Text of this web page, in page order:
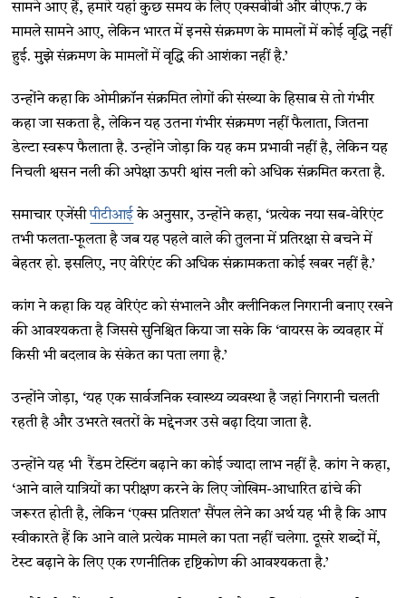
सामने आए हैं, हमारे यहां कुछ समय के लिए एक्सबीबी और बीएफ.7 के
मामले सामने आए, लेकिन भारत में इनसे संक्रमण के मामलों में कोई वृद्धि नहीं
हुई. मुझे संक्रमण के मामलों में वृद्धि की आशंका नहीं है.’
उन्होंने कहा कि ओमीक्रॉन संक्रमित लोगों की संख्या के हिसाब से तो गंभीर
कहा जा सकता है, लेकिन यह उतना गंभीर संक्रमण नहीं फैलाता, जितना
डेल्टा स्वरूप फैलाता है. उन्होंने जोड़ा कि यह कम प्रभावी नहीं है, लेकिन यह
निचली श्वसन नली की अपेक्षा ऊपरी श्वांस नली को अधिक संक्रमित करता है.
समाचार एजेंसीपीटीआईके अनुसार, उन्होंने कहा, ‘प्रत्येक नया सब-वेरिएंट
तभी फलता-फूलता है जब यह पहले वाले की तुलना में प्रतिरक्षा से बचने में
बेहतर हो. इसलिए, नए वेरिएंट की अधिक संक्रामकता कोई खबर नहीं है.’
कांग ने कहा कि यह वेरिएंट को संभालने और क्लीनिकल निगरानी बनाए रखने
की आवश्यकता है जिससे सुनिश्चित किया जा सके कि ‘वायरस के व्यवहार में
किसी भी बदलाव के संकेत का पता लगा है.’
उन्होंने जोड़ा, ‘यह एक सार्वजनिक स्वास्थ्य व्यवस्था है जहां निगरानी चलती
रहती है और उभरते खतरों के मद्देनजर उसे बढ़ा दिया जाता है.
उन्होंने यह भी रैंडम टेस्टिंग बढ़ाने का कोई ज्यादा लाभ नहीं है. कांग ने कहा,
‘आने वाले यात्रियों का परीक्षण करने के लिए जोखिम-आधारित ढांचे की
जरूरत होती है, लेकिन ‘एक्स प्रतिशत’ सैंपल लेने का अर्थ यह भी है कि आप
स्वीकारते हैं कि आने वाले प्रत्येक मामले का पता नहीं चलेगा. दूसरे शब्दों में,
टेस्ट बढ़ाने के लिए एक रणनीतिक दृष्टिकोण की आवश्यकता है.’